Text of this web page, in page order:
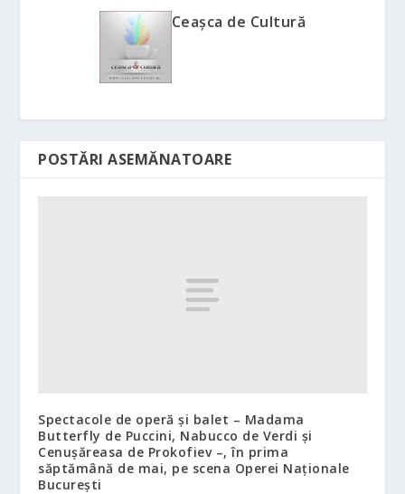
Ceașca de Cultură
POSTĂRI ASEMĂNATOARE
Spectacole de operă și balet – Madama
Butterfly de Puccini, Nabucco de Verdi și
Cenușăreasa de Prokofiev –, în prima
săptămână de mai, pe scena Operei Naționale
București